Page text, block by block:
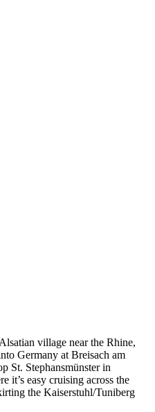
village near the Rhine,
Germany at Breisach am
St. Stephansmünster in
it’s easy cruising across the
the Kaiserstuhl/Tuniberg